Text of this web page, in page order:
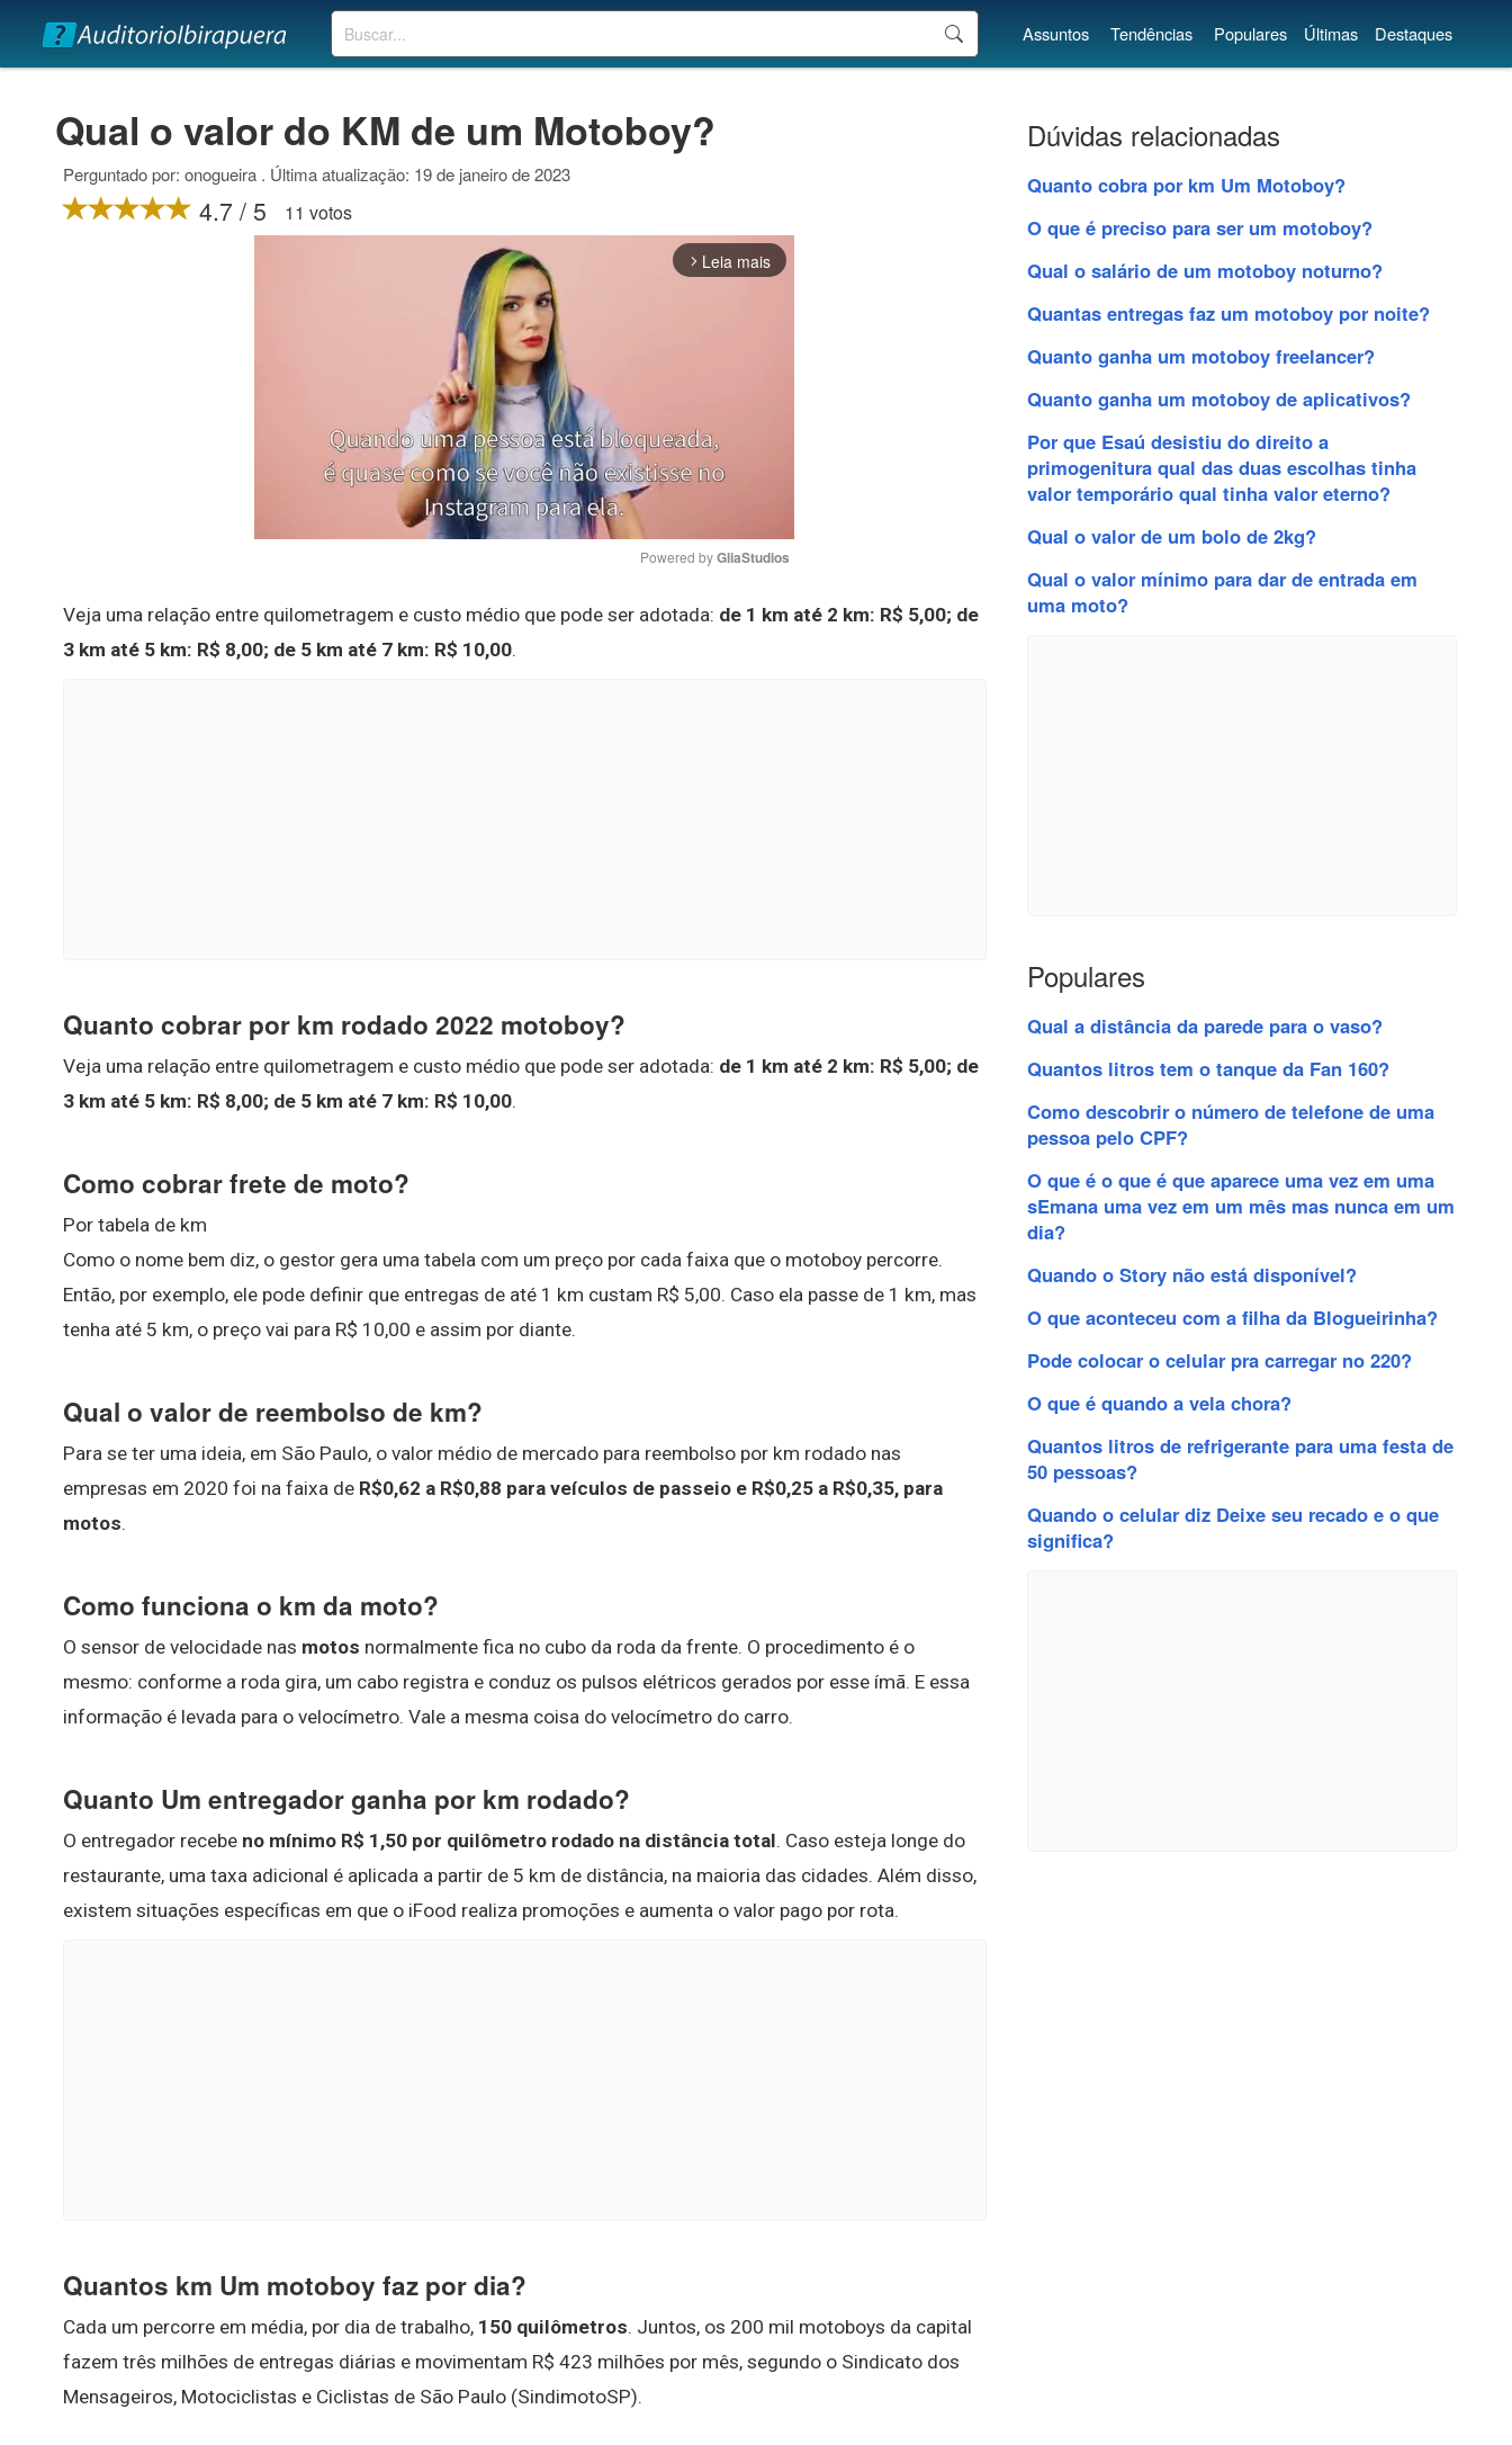
Buscar Assuntos Tendências Populares Últimas Destaques
Qual o valor do KM de um Motoboy?
Perguntado por: onogueira . Última atualização: 19 de janeiro de 2023
4.7 / 5 11 votos
arrow_forward_ios Leia mais
Mute
Powered by GliaStudios
Veja uma relação entre quilometragem e custo médio que pode ser adotada: de 1 km até 2 km: R$ 5,00; de
3 km até 5 km: R$ 8,00; de 5 km até 7 km: R$ 10,00.
Quanto cobrar por km rodado 2022 motoboy?
Veja uma relação entre quilometragem e custo médio que pode ser adotada: de 1 km até 2 km: R$ 5,00; de
3 km até 5 km: R$ 8,00; de 5 km até 7 km: R$ 10,00.
Como cobrar frete de moto?
Por tabela de km
Como o nome bem diz, o gestor gera uma tabela com um preço por cada faixa que o motoboy percorre.
Então, por exemplo, ele pode definir que entregas de até 1 km custam R$ 5,00. Caso ela passe de 1 km, mas
tenha até 5 km, o preço vai para R$ 10,00 e assim por diante.
Qual o valor de reembolso de km?
Para se ter uma ideia, em São Paulo, o valor médio de mercado para reembolso por km rodado nas
empresas em 2020 foi na faixa de R$0,62 a R$0,88 para veículos de passeio e R$0,25 a R$0,35, para
motos.
Como funciona o km da moto?
O sensor de velocidade nas motos normalmente fica no cubo da roda da frente. O procedimento é o
mesmo: conforme a roda gira, um cabo registra e conduz os pulsos elétricos gerados por esse ímã. E essa
informação é levada para o velocímetro. Vale a mesma coisa do velocímetro do carro.
Quanto Um entregador ganha por km rodado?
O entregador recebe no mínimo R$ 1,50 por quilômetro rodado na distância total. Caso esteja longe do
restaurante, uma taxa adicional é aplicada a partir de 5 km de distância, na maioria das cidades. Além disso,
existem situações específicas em que o iFood realiza promoções e aumenta o valor pago por rota.
Quantos km Um motoboy faz por dia?
Cada um percorre em média, por dia de trabalho, 150 quilômetros. Juntos, os 200 mil motoboys da capital
fazem três milhões de entregas diárias e movimentam R$ 423 milhões por mês, segundo o Sindicato dos
Mensageiros, Motociclistas e Ciclistas de São Paulo (SindimotoSP).
Dúvidas relacionadas
Quanto cobra por km Um Motoboy?
O que é preciso para ser um motoboy?
Qual o salário de um motoboy noturno?
Quantas entregas faz um motoboy por noite?
Quanto ganha um motoboy freelancer?
Quanto ganha um motoboy de aplicativos?
Por que Esaú desistiu do direito a
primogenitura qual das duas escolhas tinha
valor temporário qual tinha valor eterno?
Qual o valor de um bolo de 2kg?
Qual o valor mínimo para dar de entrada em
uma moto?
Populares
Qual a distância da parede para o vaso?
Quantos litros tem o tanque da Fan 160?
Como descobrir o número de telefone de uma
pessoa pelo CPF?
O que é o que é que aparece uma vez em uma
sEmana uma vez em um mês mas nunca em um
dia?
Quando o Story não está disponível?
O que aconteceu com a filha da Blogueirinha?
Pode colocar o celular pra carregar no 220?
O que é quando a vela chora?
Quantos litros de refrigerante para uma festa de
50 pessoas?
Quando o celular diz Deixe seu recado e o que
significa?